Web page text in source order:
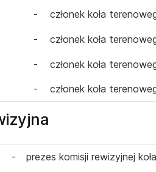
- członek koła
- członek koła
-
członek koła
- członek koła
-
prezes komisji rewizyjnej